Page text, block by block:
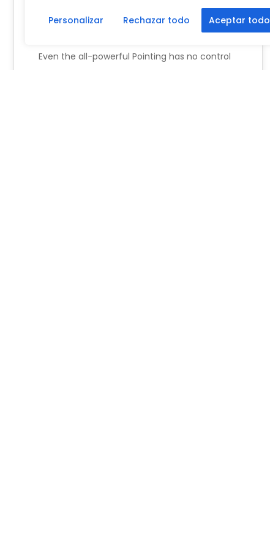
Personalizar Rechazar todo Aceptar todo
Hello Brooklyn
Even the all-powerful Pointing has no control